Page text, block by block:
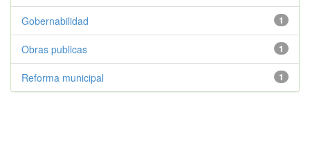
1
Gobernabilidad
1
Obras publicas
1
Reforma municipal